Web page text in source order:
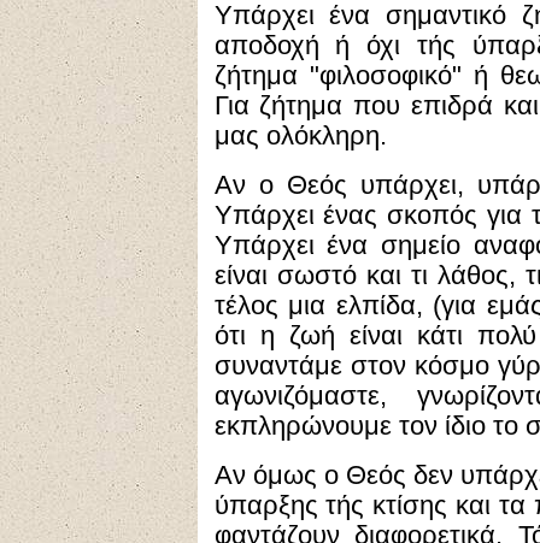
Υπάρχει ένα σημαντικό
αποδοχή ή όχι τής
ζήτημα "φιλοσοφικό" ή
Για ζήτημα που επιδρά
μας ολόκληρη.
Αν ο Θεός υπάρχει,
Υπάρχει ένας σκοπός για
Υπάρχει ένα σημείο
είναι σωστό και τι λάθος,
τέλος μια ελπίδα, (για
ότι η ζωή είναι κάτι
συναντάμε στον κόσμο
αγωνιζόμαστε,
εκπληρώνουμε τον ίδιο
Αν όμως ο Θεός δεν
ύπαρξης τής κτίσης και
φαντάζουν